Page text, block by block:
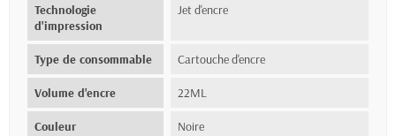
Technologie
d'impression
Jet d'encre
Type de consommable Cartouche d'encre
Volume d'encre 22ML
Couleur Noire